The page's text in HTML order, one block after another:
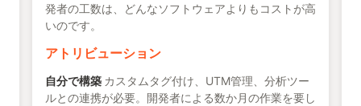
発者の工数は、どんなソフトウェアよりもコストが高
いのです。
アトリビューション
自分で構築 カスタムタグ付け、UTM管理、分析ツー
ルとの連携が必要。開発者による数か月の作業を要し